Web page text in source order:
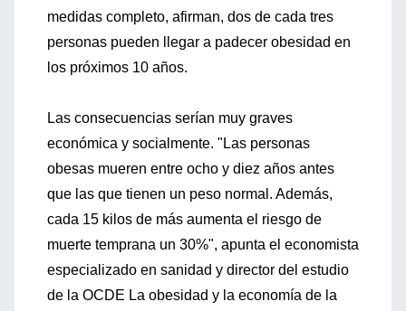
medidas completo, afirman, dos de cada tres
personas pueden llegar a padecer obesidad en
los próximos 10 años.
Las consecuencias serían muy graves
económica y socialmente. "Las personas
obesas mueren entre ocho y diez años antes
que las que tienen un peso normal. Además,
cada 15 kilos de más aumenta el riesgo de
muerte temprana un 30%", apunta el economista
especializado en sanidad y director del estudio
de la OCDE La obesidad y la economía de la